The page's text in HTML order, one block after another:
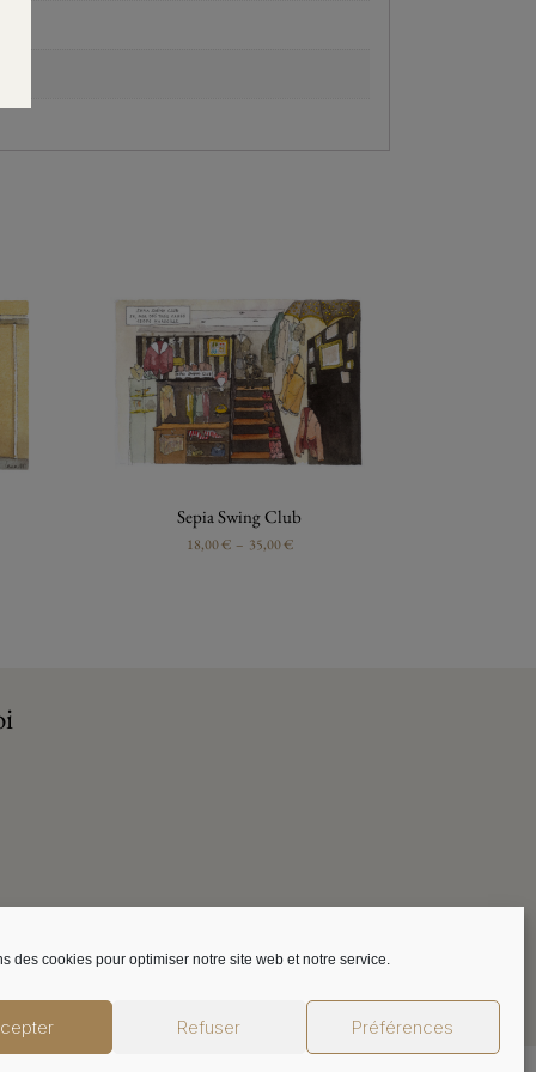
des cookies pour optimiser notre site web et notre service.
Refuser Préférences
Sepia Swing Club
18,00€ – 35,00€